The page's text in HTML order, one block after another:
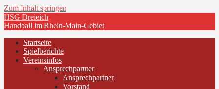
Zum Inhalt springen
HSG Dreieich
Handball im Rhein-Main-Gebiet
Startseite
Spielberichte
Vereinsinfos
Ansprechpartner
Ansprechpartner
Vorstand